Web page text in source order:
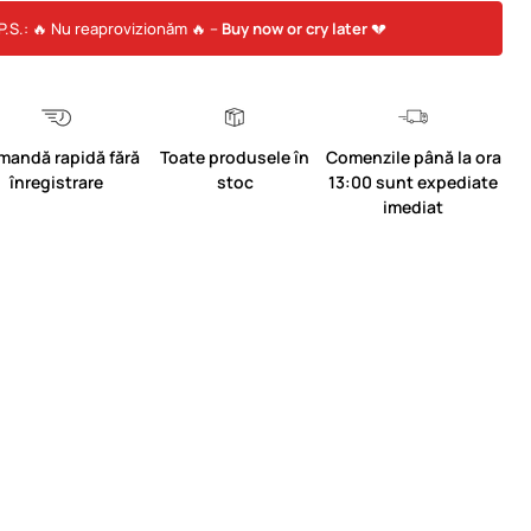
🔥 Nu reaprovizionăm 🔥 – Buy now or cry later💔
rapidă fără
înregistrare
Toate produsele în
stoc
Comenzile până la ora
13:00 sunt expediate
imediat